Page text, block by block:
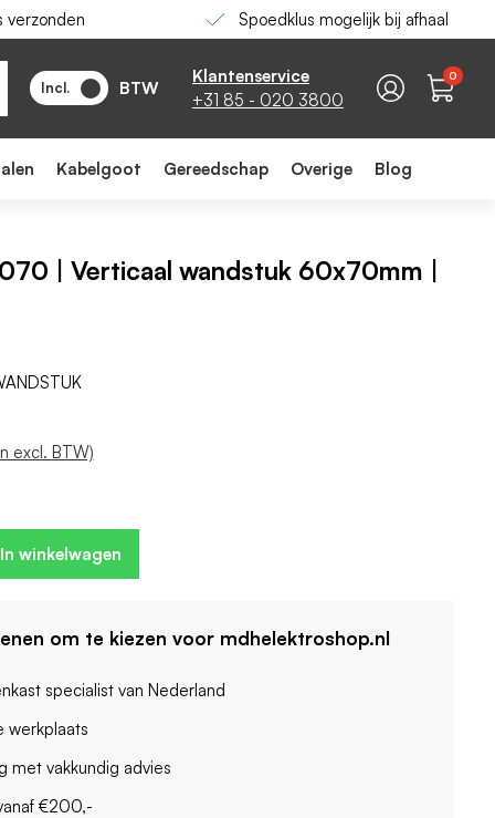
verzonden Spoedklus mogelijk bij afhaal
Incl. BTW
Klantenservice
+31 85 - 020 3800
0
Kabelgoot Gereedschap Overige Blog
| Verticaal wandstuk 60x70mm |
excl. BTW)
In winkelwagen
om te kiezen voor mdhelektroshop.nl
specialist van Nederland
werkplaats
met vakkundig advies
€200,-